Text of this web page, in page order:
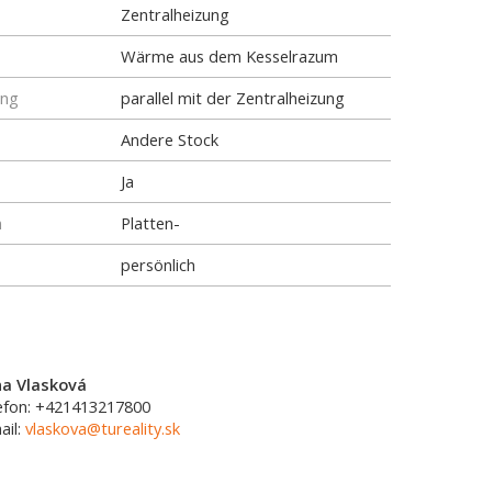
Zentralheizung
Wärme aus dem Kesselrazum
parallel mit der Zentralheizung
Andere Stock
Ja
Platten-
persönlich
Vlasková
+421413217800
vlaskova@tureality.sk